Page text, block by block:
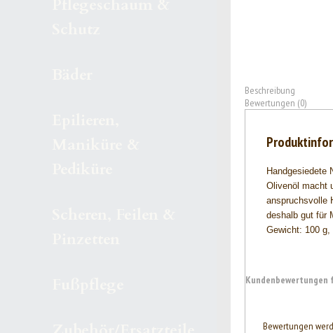
Beschreibung
Bewertungen (0)
Handgesiedete
Olivenöl macht
anspruchsvolle
deshalb gut für
Gewicht: 100
Bewertungen